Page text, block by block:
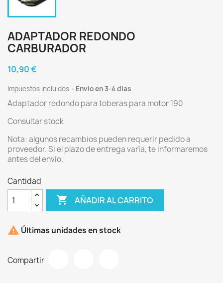
ADAPTADOR REDONDO
CARBURADOR
10,90 €
Impuestos incluidos Envio en 3-4 dias
Adaptador redondo para toberas para motor 190
Consultar stock
Nota: algunos recambios pueden requerir pedido a
proveedor. Si el plazo de entrega varía, te informaremos
antes del envío.
Cantidad
 AÑADIR AL CARRITO
 Últimas unidades en stock
Compartir